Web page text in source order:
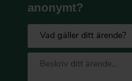
anonymt?